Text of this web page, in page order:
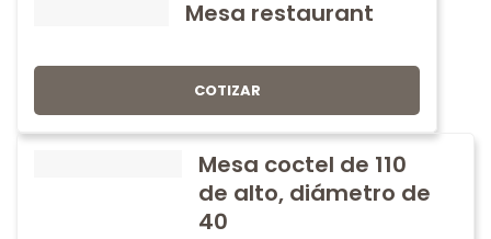
Mesa restaurant
COTIZAR
Mesa coctel de 110
de alto, diámetro de
40